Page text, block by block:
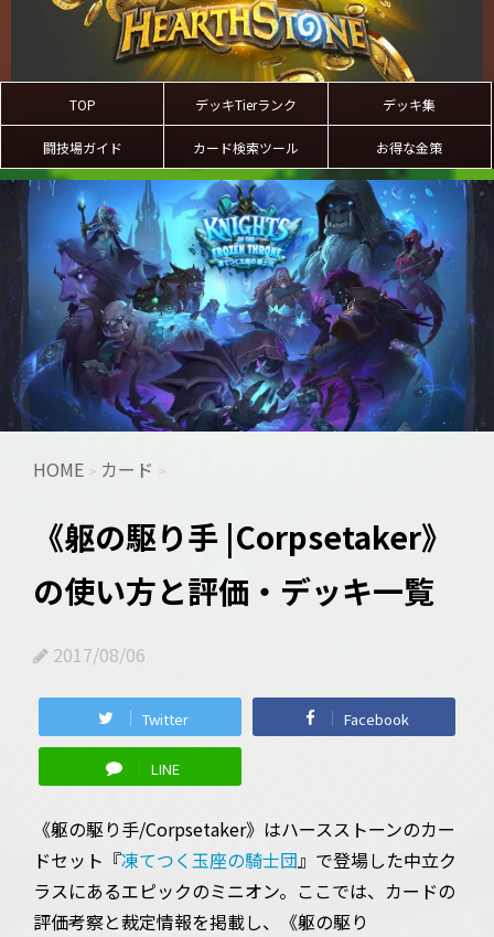
TOP デッキTierランク デッキ集
闘技場ガイド カード検索ツール お得な金策
HOME > カード >
《躯の駆り手 |Corpsetaker》
の使い方と評価・デッキ一覧
2017/08/06
Twitter Facebook
LINE
《躯の駆り手/Corpsetaker》はハースストーンのカー
ドセット『凍てつく玉座の騎士団』で登場した中立ク
ラスにあるエピックのミニオン。ここでは、カードの
評価考察と裁定情報を掲載し、《躯の駆り